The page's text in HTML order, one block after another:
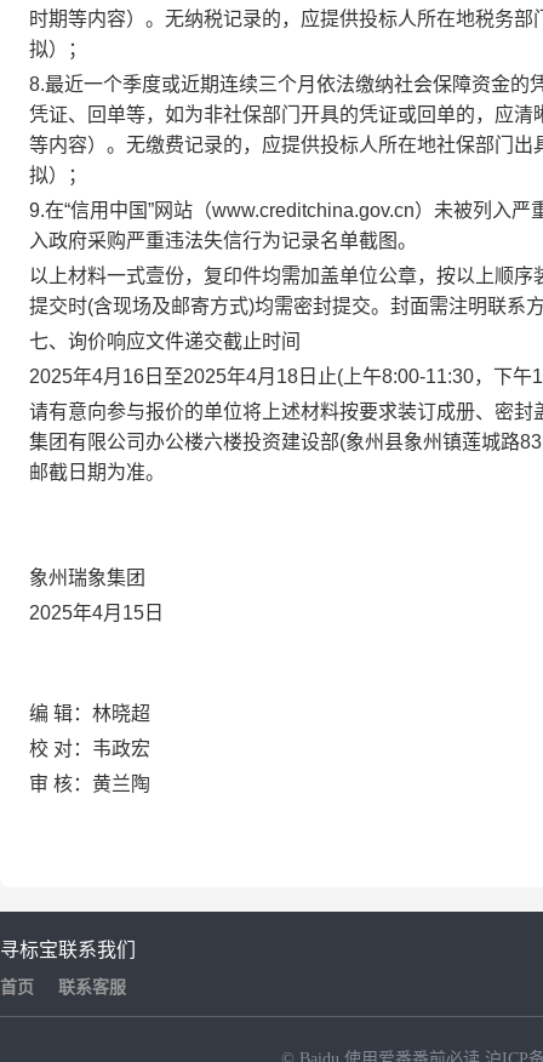
时期等内容）。无纳税记录的，应提供投标人所在地税务
拟）；
8.最近一个季度或近期连续三个月依法缴纳社会保障资金
凭证、回单等，如为非社保部门开具的凭证或回单的，应
等内容）。无缴费记录的，应提供投标人所在地社保部门
拟）；
9.在“信用中国”网站 （www.creditchina.gov.cn） 未被列入严
入政府采购严重违法失信行为记录名单截图。
以上材料一式壹份，复印件均需加盖单位公章，按以上顺
提交时(含现场及邮寄方式)均需密封提交。封面需注明联系
七、询价响应文件递交截止时间
2025年4月 16 日至2025年4月 18 日止( 上午8:00-11:30，下午
请有意向参与报价的单位将上述材料按要求装订成册、密封
集团有限公司办公楼六楼投资建设部(象州县象州镇莲城路83
邮截日期为准。
象州瑞象集团
2025年4月 15 日
编 辑：林晓超
校 对：韦政宏
审 核：黄兰陶
寻标宝
首页
联系我们
联系客服